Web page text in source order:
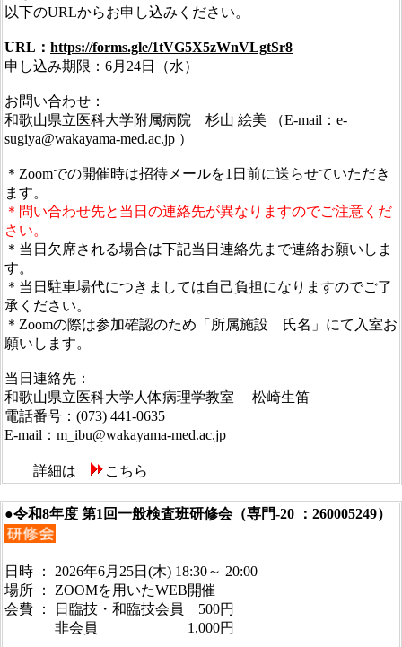
以下のURLからお申し込みください。
URL： https://forms.gle/1tVG5X5zWnVLgtSr8
申し込み期限：6月24日（水）
お問い合わせ：
和歌山県立医科大学附属病院 杉山 絵美 （E-mail：e-
sugiya@wakayama-med.ac.jp ）
＊Zoomでの開催時は招待メールを1日前に送らせていただき
ます。
＊問い合わせ先と当日の連絡先が異なりますのでご注意くだ
さい。
＊当日欠席される場合は下記当日連絡先まで連絡お願いしま
す。
＊当日駐車場代につきましては自己負担になりますのでご了
承ください。
＊Zoomの際は参加確認のため「所属施設 氏名」にて入室お
願いします。
当日連絡先：
和歌山県立医科大学人体病理学教室 松崎生笛
電話番号：(073) 441-0635
E-mail：m_ibu@wakayama-med.ac.jp
詳細は こちら
●令和8年度 第1回一般検査班研修会（専門-20 ：260005249）
日時 ： 2026年6月25日(木) 18:30～ 20:00
場所 ： ZOOMを用いたWEB開催
会費 ： 日臨技・和臨技会員 500円
非会員 1,000円